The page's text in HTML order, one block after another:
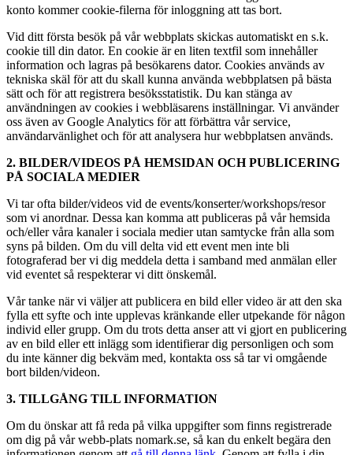
konto kommer cookie-filerna för inloggning att tas bort.
Vid ditt första besök på vår webbplats skickas automatiskt en s.k.
cookie till din dator. En cookie är en liten textfil som innehåller
information och lagras på besökarens dator. Cookies används av
tekniska skäl för att du skall kunna använda webbplatsen på bästa
sätt och för att registrera besöksstatistik. Du kan stänga av
användningen av cookies i webbläsarens inställningar. Vi använder
oss även av Google Analytics för att förbättra vår service,
användarvänlighet och för att analysera hur webbplatsen används.
2. BILDER/VIDEOS PÅ HEMSIDAN OCH PUBLICERING
PÅ SOCIALA MEDIER
Vi tar ofta bilder/videos vid de events/konserter/workshops/resor
som vi anordnar. Dessa kan komma att publiceras på vår hemsida
och/eller våra kanaler i sociala medier utan samtycke från alla som
syns på bilden. Om du vill delta vid ett event men inte bli
fotograferad ber vi dig meddela detta i samband med anmälan eller
vid eventet så respekterar vi ditt önskemål.
Vår tanke när vi väljer att publicera en bild eller video är att den ska
fylla ett syfte och inte upplevas kränkande eller utpekande för någon
individ eller grupp. Om du trots detta anser att vi gjort en publicering
av en bild eller ett inlägg som identifierar dig personligen och som
du inte känner dig bekväm med, kontakta oss så tar vi omgående
bort bilden/videon.
3. TILLGÅNG TILL INFORMATION
Om du önskar att få reda på vilka uppgifter som finns registrerade
om dig på vår webb-plats nomark.se, så kan du enkelt begära den